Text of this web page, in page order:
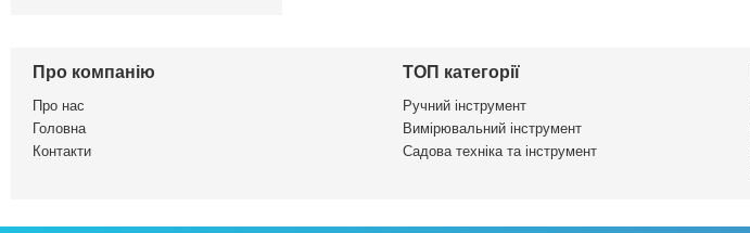
Про компанію
Про нас
Головна
Контакти
ТОП категорії
Ручний інструмент
Вимірювальний інструмент
Садова техніка та інструмент